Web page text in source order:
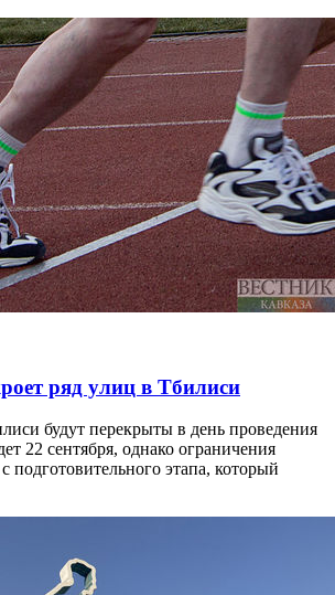
ряд улиц в Тбилиси
будут перекрыты в день проведения
22 сентября, однако ограничения
подготовительного этапа, который